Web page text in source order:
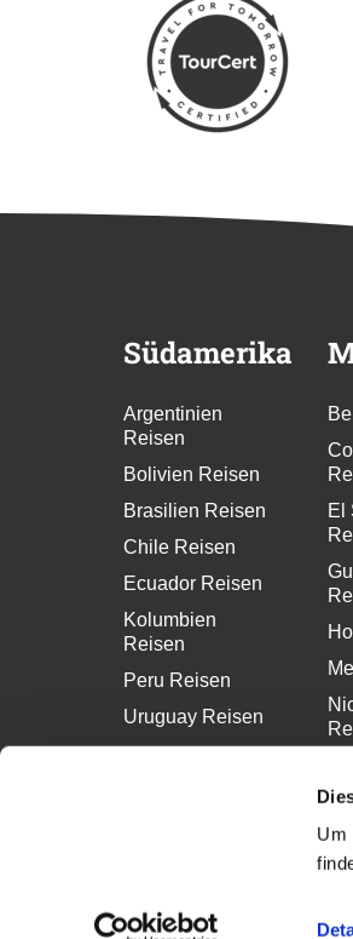
Um
Südamerika
Argentinien
Reisen
Bolivien Reisen
Brasilien Reisen
Chile Reisen
Ecuador Reisen
Kolumbien
Reisen
Peru Reisen
Uruguay Reisen
El